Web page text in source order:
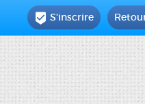
 S'inscrire